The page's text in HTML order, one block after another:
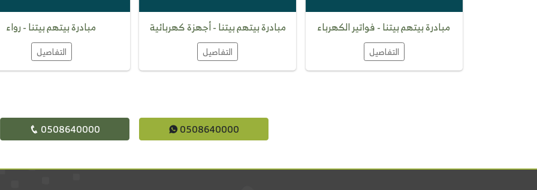
مبادرة بيتهم بيتنا - فواتير الكهرباء
التفاصيل
مبادرة بيتهم بيتنا - أجهزة كهربائية
التفاصيل
مبادرة بيتهم بيتنا - رواء
التفاصيل
0508640000
0508640000